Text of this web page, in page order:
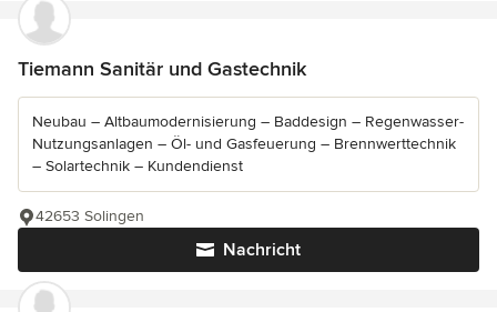
Tiemann Sanitär und Gastechnik
Neubau – Altbaumodernisierung – Baddesign – Regenwasser-
Nutzungsanlagen – Öl- und Gasfeuerung – Brennwerttechnik
– Solartechnik – Kundendienst
Nachricht
42653 Solingen